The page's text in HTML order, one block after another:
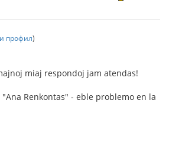
профил)
miaj respondoj jam atendas!
Renkontas" - eble problemo en la